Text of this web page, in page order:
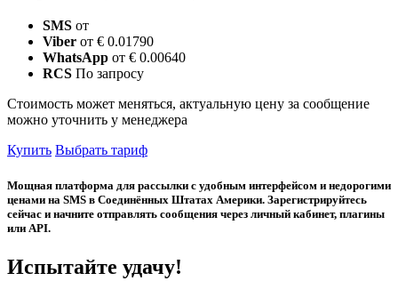
SMS от
Viber от € 0.01790
WhatsApp от € 0.00640
RCS По запросу
Стоимость может меняться, актуальную цену за сообщение
можно уточнить у менеджера
Купить Выбрать тариф
Мощная платформа для рассылки с удобным интерфейсом и недорогими
ценами на SMS в Соединённых Штатах Америки. Зарегистрируйтесь
сейчас и начните отправлять сообщения через личный кабинет, плагины
или API.
Испытайте удачу!